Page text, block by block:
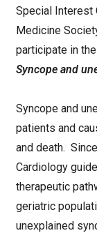
Special Interest
Medicine
participate in
Syncope and
Syncope and
patients and
and death.
Cardiology
therapeutic
geriatric
unexplained